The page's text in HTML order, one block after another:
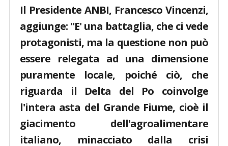
Il Presidente ANBI, Francesco Vincenzi,
aggiunge: "E' una battaglia, che ci vede
protagonisti, ma la questione non può
essere relegata ad una dimensione
puramente locale, poiché ciò, che
riguarda il Delta del Po coinvolge
l'intera asta del Grande Fiume, cioè il
giacimento dell'agroalimentare
italiano, minacciato dalla crisi